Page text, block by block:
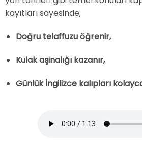
kayıtları sayesinde;
Doğru telaffuzu öğrenir,
Kulak aşinalığı kazanır,
Günlük İngilizce kalıpları